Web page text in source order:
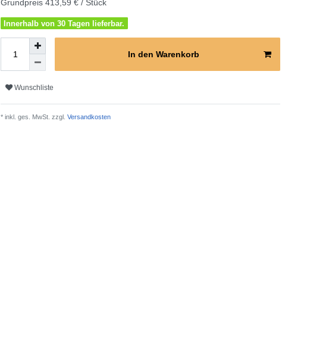
Grundpreis 413,59 € / Stück
Innerhalb von 30 Tagen lieferbar.
In den Warenkorb
Wunschliste
* inkl. ges. MwSt. zzgl. Versandkosten